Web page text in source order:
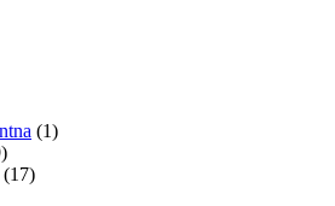
(1)
(17)